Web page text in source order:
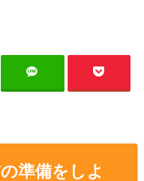
準備をしよ